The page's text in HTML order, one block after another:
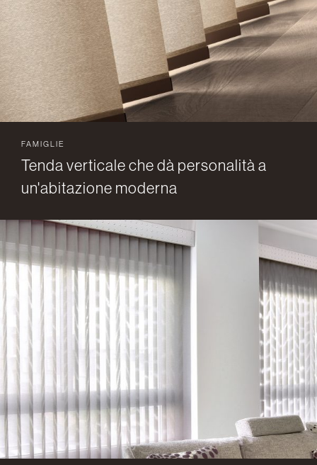
FAMIGLIE
Tenda verticale che dà personalità a
un'abitazione moderna